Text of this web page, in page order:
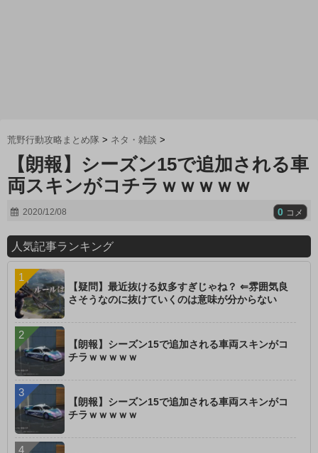
荒野行動攻略まとめ隊 > ネタ・雑談 >
【朗報】シーズン15で追加される車
両スキンがコチラｗｗｗｗｗ
2020/12/08 0 コメ
人気記事ランキング
【疑問】最近抜ける奴多すぎじゃね？ ⇐雰囲気良
さそうなのに抜けていくのは意味が分からない
【朗報】シーズン15で追加される車両スキンがコ
チラｗｗｗｗｗ
【朗報】シーズン15で追加される車両スキンがコ
チラｗｗｗｗｗ